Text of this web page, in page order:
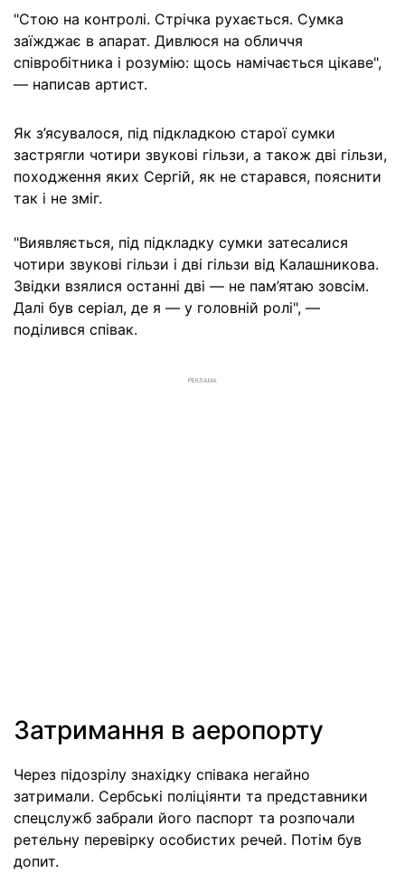
"Стою на контролі. Стрічка рухається. Сумка
заїжджає в апарат. Дивлюся на обличчя
співробітника і розумію: щось намічається цікаве",
— написав артист.
Як з’ясувалося, під підкладкою старої сумки
застрягли чотири звукові гільзи, а також дві гільзи,
походження яких Сергій, як не старався, пояснити
так і не зміг.
"Виявляється, під підкладку сумки затесалися
чотири звукові гільзи і дві гільзи від Калашникова.
Звідки взялися останні дві — не пам’ятаю зовсім.
Далі був серіал, де я — у головній ролі", —
поділився співак.
РЕКЛАМА
Затримання в аеропорту
Через підозрілу знахідку співака негайно
затримали. Сербські поліціянти та представники
спецслужб забрали його паспорт та розпочали
ретельну перевірку особистих речей. Потім був
допит.